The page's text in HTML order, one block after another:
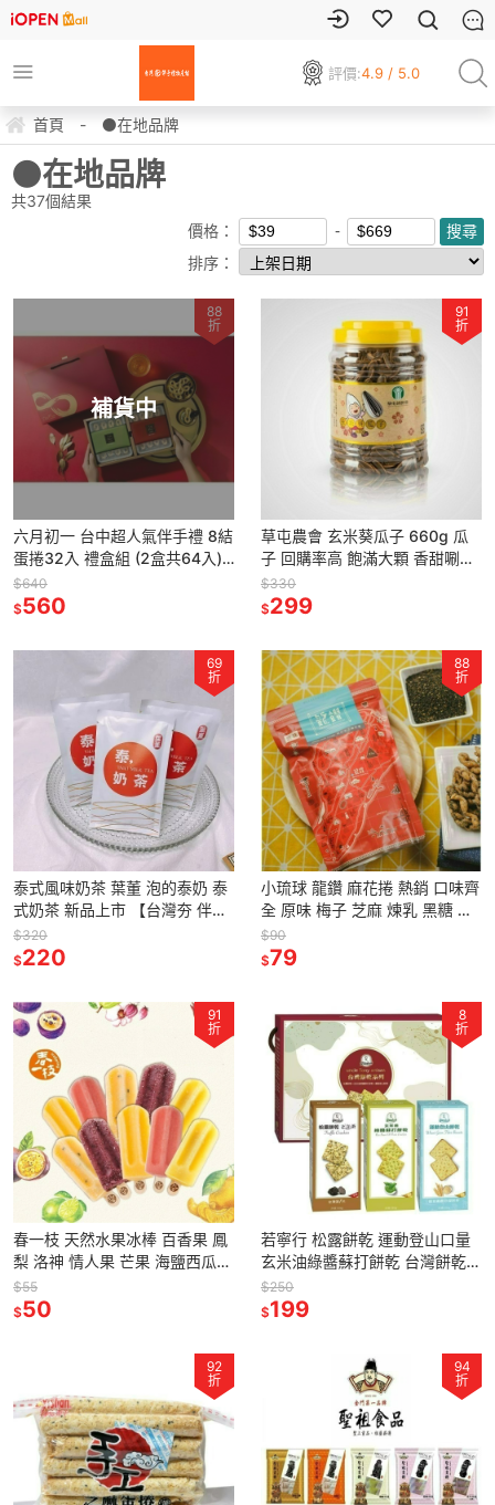
評價:4.9 / 5.0
首頁 - ⚫在地品牌
⚫在地品牌
共37個結果
價格：
排序：
補貨中
88
折
六月初一 台中超人氣伴手禮 8結
蛋捲32入 禮盒組 (2盒共64入)
【台灣夯 伴手禮物產館】
$640
$560
91
折
草屯農會 玄米葵瓜子 660g 瓜
子 回購率高 飽滿大顆 香甜唰嘴
【台灣夯 伴手禮物產館】
$330
$299
69
折
泰式風味奶茶 葉董 泡的泰奶 泰
式奶茶 新品上市 【台灣夯 伴手
禮物產館】
$320
$220
88
折
小琉球 龍鑽 麻花捲 熱銷 口味齊
全 原味 梅子 芝麻 煉乳 黑糖 海
苔 起司 咖啡 胡椒 【台灣夯 伴
手禮物產館】
$90
$79
91
折
春一枝 天然水果冰棒 百香果 鳳
梨 洛神 情人果 芒果 海鹽西瓜
檸檬 釋迦 椪柑 蜂蜜檸檬【台灣
夯 伴手禮物產館】
$55
$50
8
折
若寧行 松露餅乾 運動登山口量
玄米油綠醬蘇打餅乾 台灣餅乾
福義軒代工 【台灣夯 伴手禮物
產館】
$250
$199
92
折
94
折